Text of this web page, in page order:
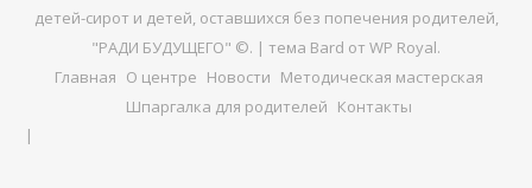
детей-сирот и детей, оставшихся без попечения родителей,
"РАДИ БУДУЩЕГО" ©. | тема Bard от WP Royal.
Главная О центре Новости Методическая мастерская
Шпаргалка для родителей Контакты